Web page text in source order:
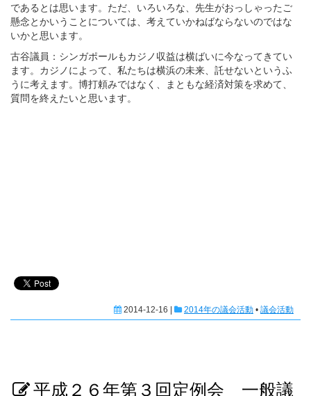
であるとは思います。ただ、いろいろな、先生がおっしゃったご
懸念とかいうことについては、考えていかねばならないのではな
いかと思います。
古谷議員：シンガポールもカジノ収益は横ばいに今なってきてい
ます。カジノによって、私たちは横浜の未来、託せないというふ
うに考えます。博打頼みではなく、まともな経済対策を求めて、
質問を終えたいと思います。
2014-12-16 | 2014年の議会活動 • 議会活動
平成２６年第３回定例会 一般議